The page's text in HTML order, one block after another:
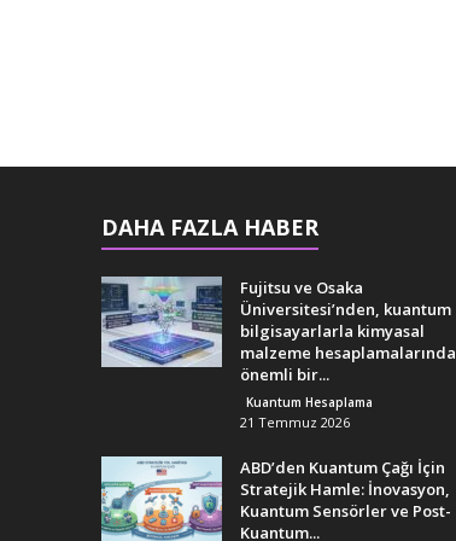
DAHA FAZLA HABER
Fujitsu ve Osaka
Üniversitesi’nden, kuantum
bilgisayarlarla kimyasal
malzeme hesaplamalarında
önemli bir...
Kuantum Hesaplama
21 Temmuz 2026
ABD’den Kuantum Çağı İçin
Stratejik Hamle: İnovasyon,
Kuantum Sensörler ve Post-
Kuantum...